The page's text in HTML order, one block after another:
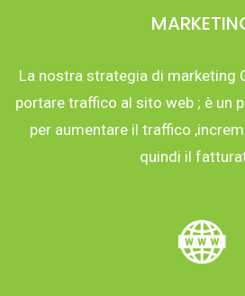
La nostra strategia di marketing
portare traffico al sito web ; è un
per aumentare il traffico
quindi il